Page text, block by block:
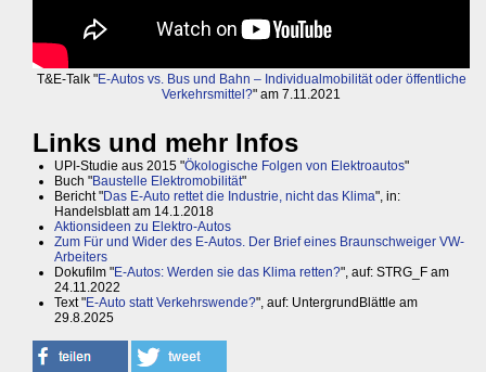
T&E-Talk "E-Autos vs. Bus und Bahn – Individualmobilität oder öffentliche
Verkehrsmittel?" am 7.11.2021
Links und mehr Infos
UPI-Studie aus 2015 "Ökologische Folgen von Elektroautos"
Buch "Baustelle Elektromobilität"
Bericht "Das E-Auto rettet die Industrie, nicht das Klima", in:
Handelsblatt am 14.1.2018
Aktionsideen zu Elektro-Autos
Zum Für und Wider des E-Autos. Der Brief eines Braunschweiger VW-
Arbeiters
Dokufilm "E-Autos: Werden sie das Klima retten?", auf: STRG_F am
24.11.2022
Text "E-Auto statt Verkehrswende?", auf: UntergrundBlättle am
29.8.2025